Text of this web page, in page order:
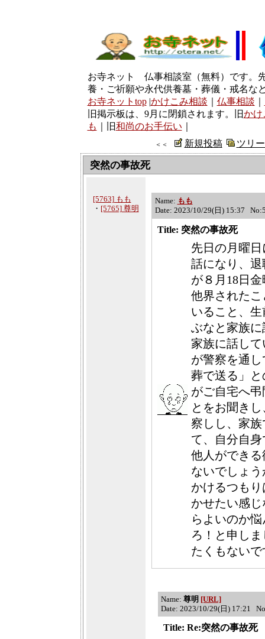
お寺ネット 仏事相談室（無料）です。
養・ご祈願や永代供養墓・葬儀・戒名な
お寺ネットtop|かけこみ相談 仏事相談
旧掲示板は、9月に閉鎖されます。旧かけ
も ｜旧和尚のお手伝い
＜＜ 新規投稿 ツリ
突然の事故死
[5763] もも
・ [5765] 尊明
Name: もも
Date: 2023/10/29(日) 15:37
Title: 突然の事故死
先日の月曜
話になり、
が８月18日
他界された
いること、
ぶなと家族
家族に話し
が警察を通
葬で送る」
がご自宅へ
とをお聞き
察しし、家
て、自分自
他人ができ
ないでしょ
かけるつも
かせたい感
らよいのか
ろ！と申し
たくもないで
Name: 尊明 [URL]
Date: 2023/10/29(日) 17:21
Title: Re:突然の事故死